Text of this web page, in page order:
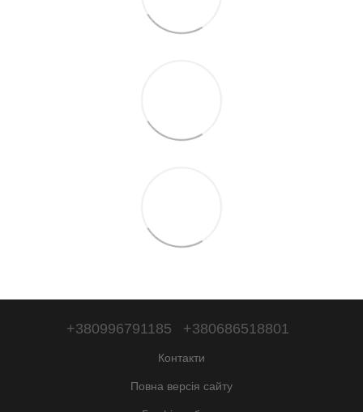
+380996791185 +380686518801
Контакти
Повна версія сайту